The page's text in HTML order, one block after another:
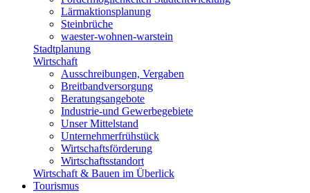
Lärmaktionsplanung
Steinbrüche
waester-wohnen-warstein
Stadtplanung
Wirtschaft
Ausschreibungen, Vergaben
Breitbandversorgung
Beratungsangebote
Industrie-und Gewerbegebiete
Unser Mittelstand
Unternehmerfrühstück
Wirtschaftsförderung
Wirtschaftsstandort
Wirtschaft & Bauen im Überlick
Tourismus